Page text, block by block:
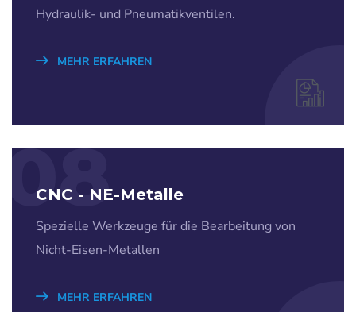
Hydraulik- und Pneumatikventilen.
MEHR ERFAHREN
08
CNC - NE-Metalle
Spezielle Werkzeuge für die Bearbeitung von
Nicht-Eisen-Metallen
MEHR ERFAHREN